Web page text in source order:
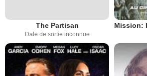
The Partisan
Date de sortie inconnue